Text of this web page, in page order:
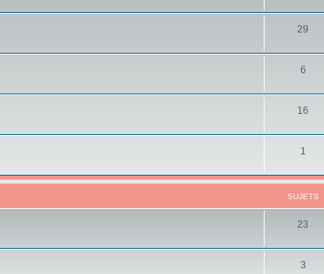
29
6
16
1
SUJETS
23
3